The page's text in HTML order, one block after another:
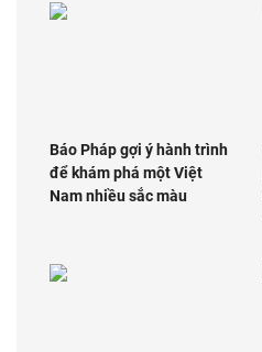
Báo Pháp gợi ý hành trình
để khám phá một Việt
Nam nhiều sắc màu